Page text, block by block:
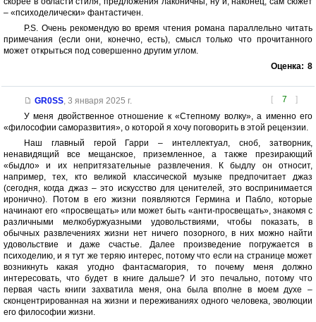
– «психоделически» фантастичен.
P.S. Очень рекомендую во время чтения романа параллельно читать
примечания (если они, конечно, есть), смысл только что прочитанного
может открыться под совершенно другим углом.
Оценка: 8
[ 7 ]
GR0SS, 3 января 2025 г.
У меня двойственное отношение к «Степному волку», а именно его
«философии саморазвития», о которой я хочу поговорить в этой рецензии.
Наш главный герой Гарри – интеллектуал, сноб, затворник,
ненавидящий все мещанское, приземленное, а также презирающий
«быдло» и их непритязательные развлечения. К быдлу он относит,
например, тех, кто великой классической музыке предпочитает джаз
(сегодня, когда джаз – это искусство для ценителей, это воспринимается
иронично). Потом в его жизни появляются Гермина и Пабло, которые
начинают его «просвещать» или может быть «анти-просвещать», знакомя с
различными мелкобуржуазными удовольствиями, чтобы показать, в
обычных развлечениях жизни нет ничего позорного, в них можно найти
удовольствие и даже счастье. Далее произведение погружается в
психоделию, и я тут же теряю интерес, потому что если на странице может
возникнуть какая угодно фантасмагория, то почему меня должно
интересовать, что будет в книге дальше? И это печально, потому что
первая часть книги захватила меня, она была вполне в моем духе –
сконцентрированная на жизни и переживаниях одного человека, эволюции
его философии жизни.